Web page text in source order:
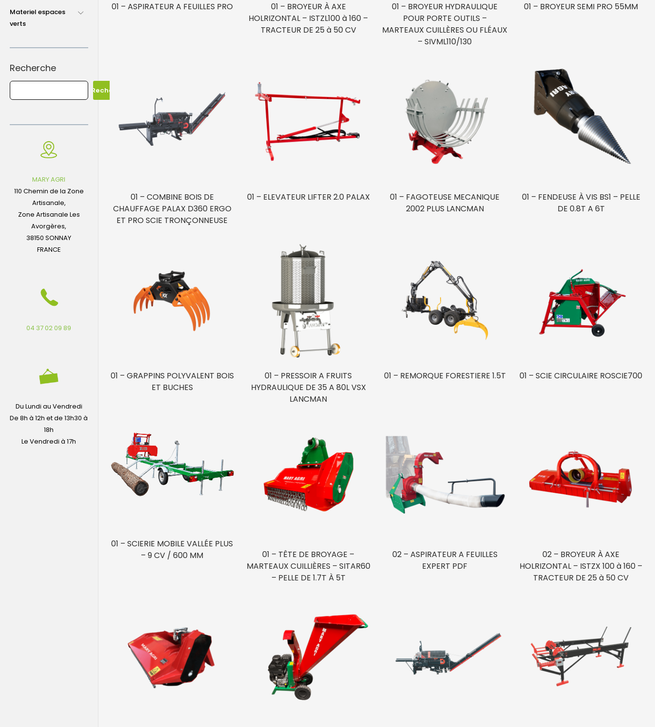
01 – ASPIRATEUR A FEUILLES PRO
01 – BROYEUR À AXE
HOLRIZONTAL – ISTZL100 à 160 –
TRACTEUR DE 25 à 50 CV
01 – BROYEUR HYDRAULIQUE
POUR PORTE OUTILS –
MARTEAUX CUILLÈRES OU FLÉAUX
– SIVML110/130
01 – BROYEUR SEMI PRO 55MM
01 – COMBINE BOIS DE
CHAUFFAGE PALAX D360 ERGO
ET PRO SCIE TRONÇONNEUSE
01 – ELEVATEUR LIFTER 2.0 PALAX
01 – FAGOTEUSE MECANIQUE
2002 PLUS LANCMAN
01 – FENDEUSE À VIS BS1 – PELLE
DE 0.8T A 6T
01 – GRAPPINS POLYVALENT BOIS
ET BUCHES
01 – PRESSOIR A FRUITS
HYDRAULIQUE DE 35 A 80L VSX
LANCMAN
01 – REMORQUE FORESTIERE 1.5T 01 – SCIE CIRCULAIRE ROSCIE700
01 – SCIERIE MOBILE VALLÉE PLUS
– 9 CV / 600 MM
01 – TÊTE DE BROYAGE –
MARTEAUX CUILLIÈRES – SITAR60
– PELLE DE 1.7T À 5T
02 – ASPIRATEUR A FEUILLES
EXPERT PDF
02 – BROYEUR À AXE
HOLRIZONTAL – ISTZX 100 à 160 –
TRACTEUR DE 25 à 50 CV
Materiel espaces
verts
Recherche
Recherche
MARY AGRI
110 Chemin de la Zone
Artisanale,
Zone Artisanale Les
Avorgères,
38150 SONNAY
FRANCE
04 37 02 09 89
Du Lundi au Vendredi
De 8h à 12h et de 13h30 à
18h
Le Vendredi à 17h